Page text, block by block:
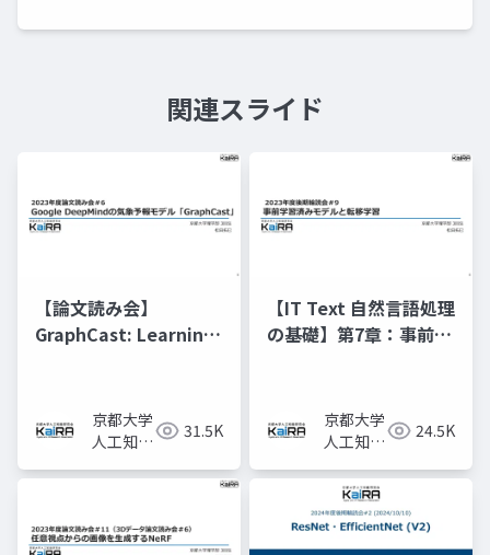
関連スライド
【論文読み会】
GraphCast: Learning
weather forecasting
京都大学
人工知能
KaiRA
31.5K
【IT Text 自然言語処理
の基礎】第7章：事前学
京都大学
人工知能
KaiRA
24.5K